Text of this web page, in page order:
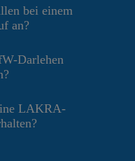
bei einem
an?
Darlehen
LAKRA-